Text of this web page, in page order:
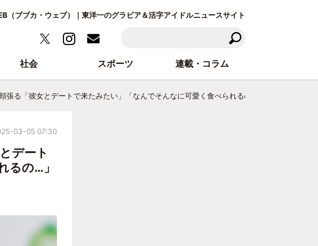
（ブブカ・ウェブ）｜東洋一のグラビア＆活字アイドルニュースサイト
張る「彼女とデートで来たみたい」「なんでそんなに可愛く食べられるの…」
03-05 07:30
デート
るの…」
社会 スポーツ 連載・コラム